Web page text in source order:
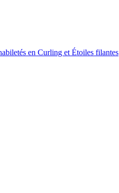
en Curling et Étoiles filantes